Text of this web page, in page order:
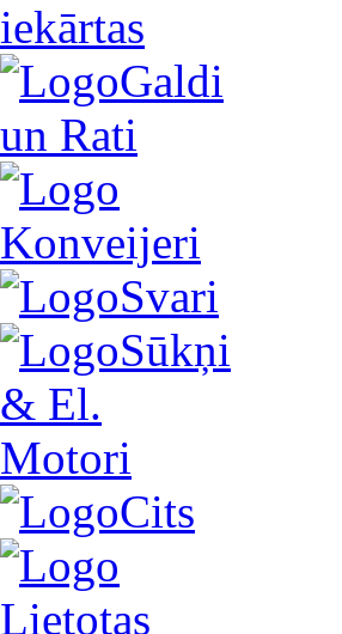
iekārtas
Galdi
un Rati
Konveijeri
Svari
Sūkņi
& El.
Motori
Cits
Lietotas